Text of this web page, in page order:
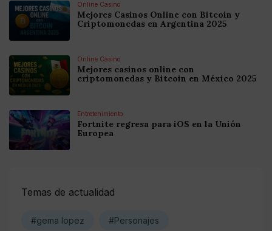
Online Casino
Mejores Casinos Online con Bitcoin y
Criptomonedas en Argentina 2025
Online Casino
Mejores casinos online con
criptomonedas y Bitcoin en México 2025
Entretenimiento
Fortnite regresa para iOS en la Unión
Europea
Temas de actualidad
#gema lopez #Personajes